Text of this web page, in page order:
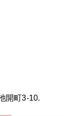
開町3-10.